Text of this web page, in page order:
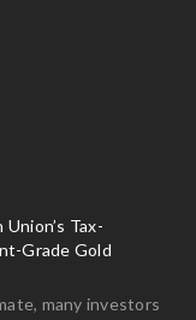
Tax-
Grade Gold
many investors